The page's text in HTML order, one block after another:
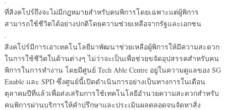
ที่สิงคโปร์ถึงจะไม่มีกฎหมายสำหรับคนพิการโดยเฉพาะแต่ผู้พิการ
สามารถใช้ชีวิตได้อย่างปกติโดยความช่วยเหลือจากรัฐและเอกชน
.
สิงคโปร์มีการเอาเทคโนโลยีมาพัฒนาช่วยเหลือผู้พิการให้มีความสะดวก
ในการใช้ชีวิตในด้านต่างๆ ไม่ว่าจะเป็นเพื่อช่วยขจัดอุปสรรคสำหรับคน
พิการในการทำงาน โดยมีศูนย์ Tech Able Centre อยู่ในความดูแลของ SG
Enable และ SPD ซึ่งศูนย์นี้เปิดดำเนินการอย่างเป็นทางการในเดือน
ตุลาคมปีที่แล้วเพื่อส่งเสริมการใช้เทคโนโลยีอำนวยความสะดวกสำหรับ
คนพิการผ่านบริการให้คำปรึกษาและประเมินผลตลอดจนจัดหาสิ่ง